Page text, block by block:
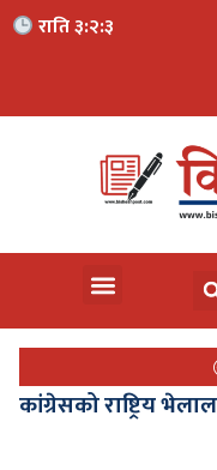
राति ३:२:४